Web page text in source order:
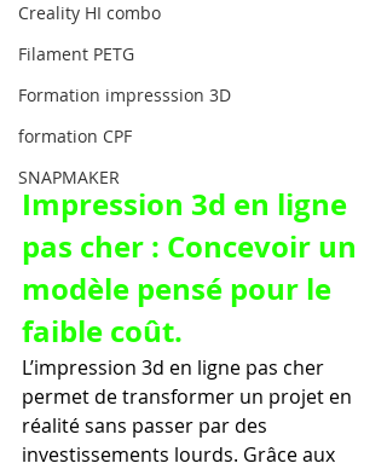
Creality HI combo
Filament PETG
Formation impresssion 3D
formation CPF
SNAPMAKER
Impression 3d en ligne
pas cher : Concevoir un
modèle pensé pour le
faible coût.
L’impression 3d en ligne pas cher
permet de transformer un projet en
réalité sans passer par des
investissements lourds. Grâce aux